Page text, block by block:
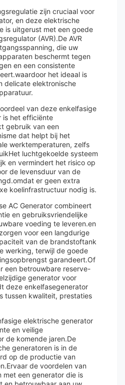
zijn cruciaal voor
en deze elektrische
is uitgerust met een goede
(AVR).De AVR
die uw
beschermt tegen
en een consistente
het ideaal is
delicate elektronische
van deze enkelfasige
is het efficiënte
gebruik van een
dat helpt bij het
werktemperaturen, zelfs
luchtgekoelde systeem
en vermindert het risico op
de levensduur van de
er geen extra
koelinfrastructuur nodig is.
AC Generator combineert
en gebruiksvriendelijke
voeding te leveren.en
voor een langdurige
van de brandstoftank
werking, terwijl de goede
garandeert.Of
een betrouwbare reserve-
generator voor
deze enkelfasegenerator
tussen kwaliteit, prestaties
elektrische generator
en veilige
de komende jaren.De
generatoren is in de
op de productie van
de voordelen van
met een generator die is